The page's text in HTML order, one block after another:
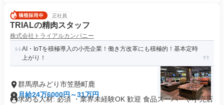
正社員
TRIALの精肉スタッフ
株式会社トライアルカンパニー
AI・IoTを積極導入の小売企業！働き方改革にも積極的！基本定時
上がり！
群馬県みどり市笠懸町鹿
月給24万6000円～31万円
求める人材: 必須 ・業界未経験OK 歓迎 食品スーパーや小売店